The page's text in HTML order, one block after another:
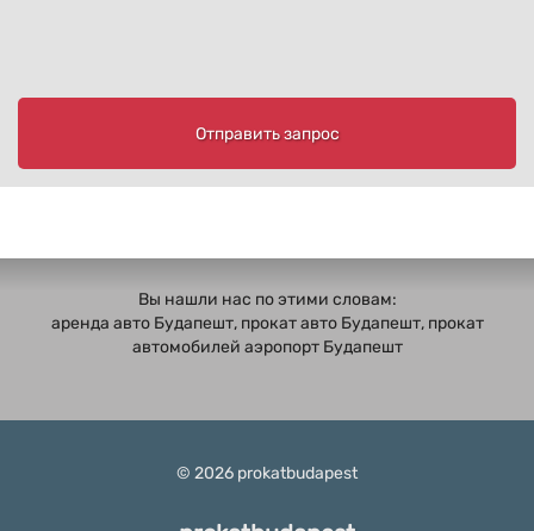
Отправить запрос
Вы нашли нас по этими словам:
аренда авто Будапешт, прокат авто Будапешт, прокат
автомобилей аэропорт Будапешт
© 2026 prokatbudapest